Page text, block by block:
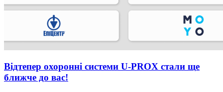
Відтепер охоронні системи U-PROX стали ще
ближче до вас!